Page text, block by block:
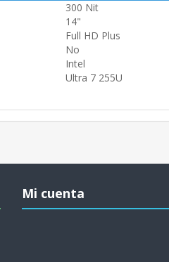
300 Nit
14"
Full HD Plus
No
Intel
Ultra 7 255U
Mi cuenta